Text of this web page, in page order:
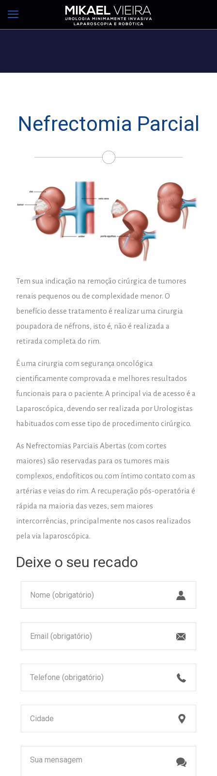
Nefrectomia Parcial
Tem sua indicação na remoção cirúrgica de tumores
renais pequenos ou de complexidade menor. O
benefício desse tratamento é realizar uma cirurgia
poupadora de néfrons, isto é, não é realizada a
retirada completa do rim.
É uma cirurgia com segurança oncológica
cientificamente comprovada e melhores resultados
funcionais para o paciente. A principal via de acesso é a
Laparoscópica, devendo ser realizada por Urologistas
habituados com esse tipo de procedimento cirúrgico.
As Nefrectomias Parciais Abertas (com cortes
maiores) são reservadas para os tumores mais
complexos, endofíticos ou com íntimo contato com as
artérias e veias do rim. A recuperação pós-operatória é
rápida na maioria das vezes, sem maiores
intercorrências, principalmente nos casos realizados
pela via laparoscópica.
Deixe o seu recado